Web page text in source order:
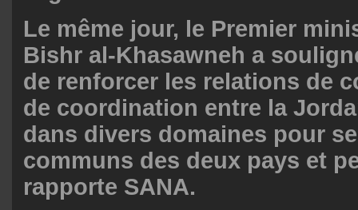
Le même jour, le Premier
Bishr al-Khasawneh a
de renforcer les relations de
de coordination entre la
dans divers domaines pour
communs des deux pays et
rapporte SANA.